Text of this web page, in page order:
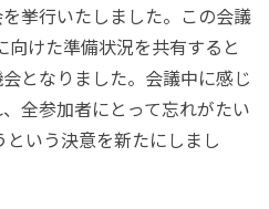
挙行いたしました。この会議
向けた準備状況を共有すると
となりました。会議中に感じ
全参加者にとって忘れがたい
いう決意を新たにしまし